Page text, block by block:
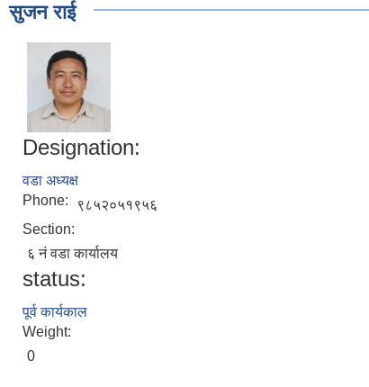
सुजन राई
Designation:
वडा अध्यक्ष
Phone:
९८५२०५१९५६
Section:
६ नं वडा कार्यालय
status:
पूर्व कार्यकाल
Weight:
0